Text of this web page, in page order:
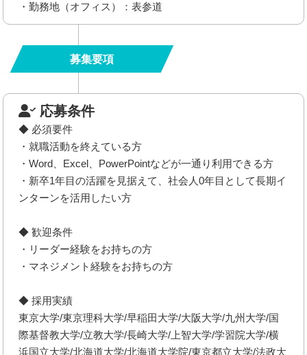
・勤務地（オフィス）：表参道
募集要項
応募条件
◆ 必須要件
・就職活動を終えている方
・Word、Excel、PowerPointなどが一通り利用できる方
・新卒1年目の活躍を見据えて、社会人0年目として長期イ
ンターンを活用したい方
◆ 歓迎条件
・リーダー経験をお持ちの方
・マネジメント経験をお持ちの方
◆ 採用実績
東京大学/東京理科大学/早稲田大学/大阪大学/九州大学/国
際基督教大学/立教大学/長崎大学/上智大学/学習院大学/横
浜国立大学/北海道大学/北海道大学院/東京都立大学/法政大